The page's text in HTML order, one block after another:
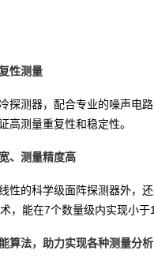
性测量
探测器，配合专业的噪声电
高测量重复性和稳定性。
、测量精度高
性的科学级面阵探测器外，
，能在7个数量级内实现小于
算法，助力实现各种测量分析